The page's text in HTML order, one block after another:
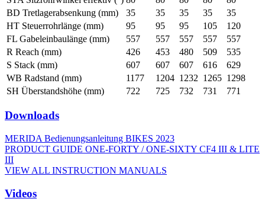
BD Tretlagerabsenkung (mm)
35 35 35 35
35
HT Steuerrohrlänge (mm)
95 95 95 105
120
FL Gabeleinbaulänge (mm)
557 557 557 557
557
R Reach (mm)
426 453 480 509
535
S Stack (mm)
607 607 607 616
629
WB Radstand (mm)
1177 1204 1232 1265 1298
SH Überstandshöhe (mm)
722 725 732 731 771
Downloads
MERIDA Bedienungsanleitung BIKES 2023
PRODUCT GUIDE ONE-FORTY / ONE-SIXTY CF4 III & LITE
III
VIEW ALL INSTRUCTION MANUALS
Videos